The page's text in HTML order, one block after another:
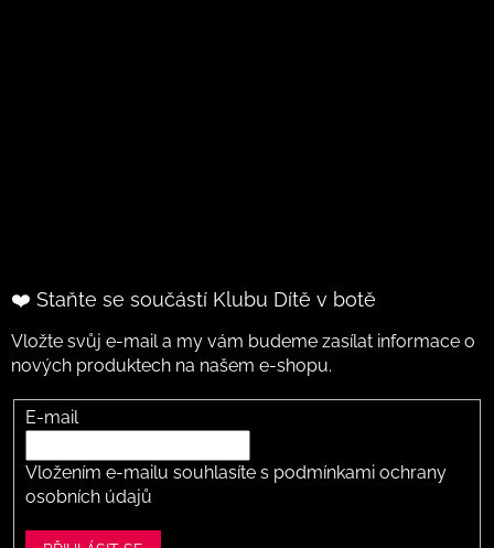
❤️ Staňte se součástí Klubu Dítě v botě
Vložte svůj e-mail a my vám budeme zasílat informace o
nových produktech na našem e-shopu.
E-mail
Vložením e-mailu souhlasíte s podmínkami ochrany
osobních údajů